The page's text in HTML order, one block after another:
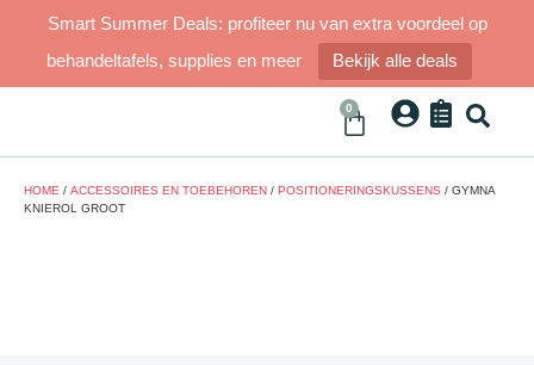
Smart Summer Deals: profiteer nu van extra voordeel op
behandeltafels, supplies en meer
Bekijk alle deals
0
HOME / ACCESSOIRES EN TOEBEHOREN / POSITIONERINGSKUSSENS / GYMNA
KNIEROL GROOT